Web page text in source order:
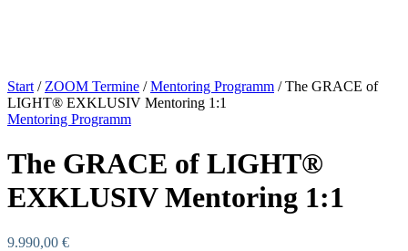
Start / ZOOM Termine /Mentoring Programm / The GRACE of
LIGHT® EXKLUSIV Mentoring 1:1
Mentoring Programm
The GRACE of LIGHT®
EXKLUSIV Mentoring 1:1
9.990,00 €